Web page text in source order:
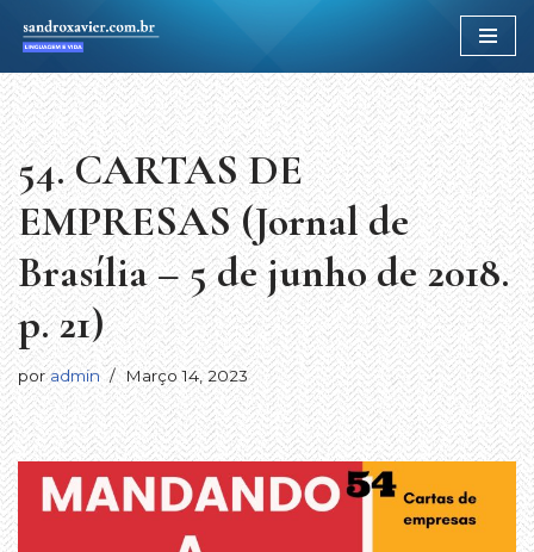
para
o
conteúdo
54. CARTAS DE
EMPRESAS (Jornal de
Brasília – 5 de junho de 2018.
p. 21)
poradmin Março 14, 2023